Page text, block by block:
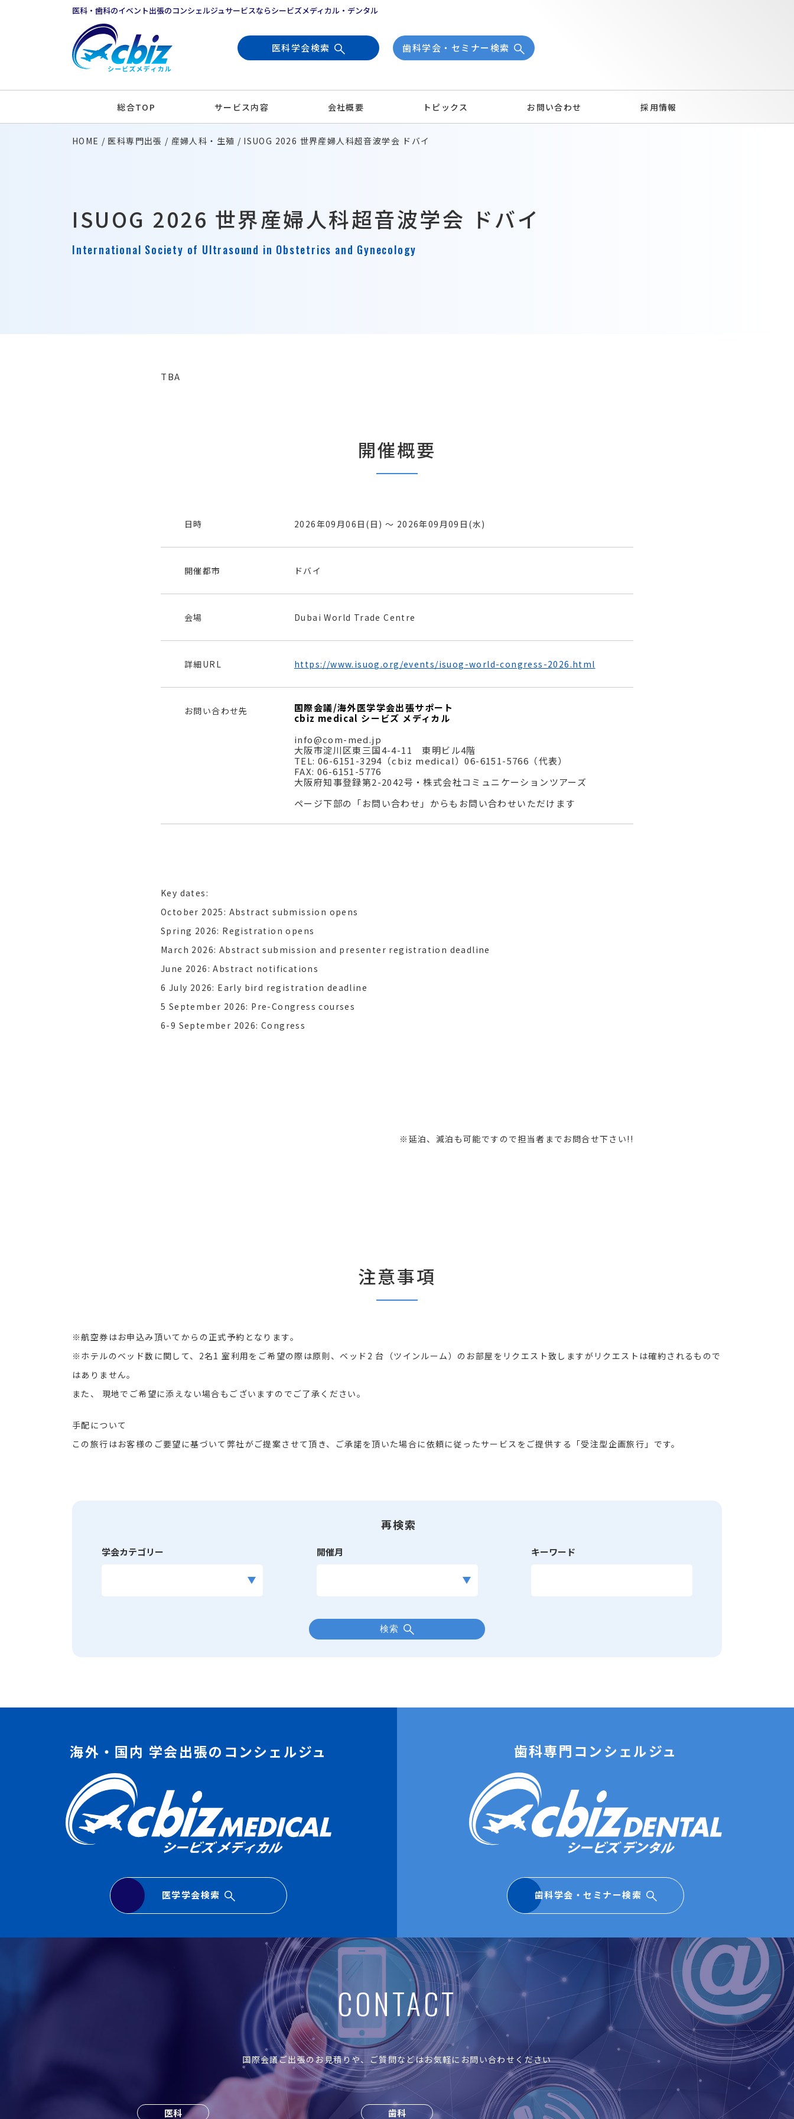
医科・歯科のイベント出張のコンシェルジュサービスならシービズメディカル・デンタル
医科学会検索 歯科学会・セミナー検索
総合TOP サービス内容 会社概要 トピックス お問い合わせ 採用情報
HOME 医科専門出張 産婦人科・生殖 ISUOG 2026 世界産婦人科超音波学会 ドバイ
ISUOG 2026 世界産婦人科超音波学会 ドバイ
International Society of Ultrasound in Obstetrics and Gynecology
TBA
開催概要
日時 2026年09月06日(日) ～ 2026年09月09日(水)
開催都市 ドバイ
会場 Dubai World Trade Centre
詳細URL https://www.isuog.org/events/isuog-world-congress-2026.html
お問い合わせ先
国際会議/海外医学学会出張サポート
cbiz medical シービズ メディカル
info@com-med.jp
大阪市淀川区東三国4-4-11 東明ビル4階
TEL: 06-6151-3294（cbiz medical）06-6151-5766（代表）
FAX: 06-6151-5776
大阪府知事登録第2-2042号・株式会社コミュニケーションツアーズ
ページ下部の「お問い合わせ」からもお問い合わせいただけます
Key dates:
October 2025: Abstract submission opens
Spring 2026: Registration opens
March 2026: Abstract submission and presenter registration deadline
June 2026: Abstract notifications
6 July 2026: Early bird registration deadline
5 September 2026: Pre-Congress courses
6-9 September 2026: Congress
※延泊、減泊も可能ですので担当者までお問合せ下さい!!
注意事項
※航空券はお申込み頂いてからの正式予約となります。
※ホテルのベッド数に関して、2名1 室利用をご希望の際は原則、ベッド2 台（ツインルーム）のお部屋をリクエスト致しますがリクエストは確約されるもので
はありません。
また、 現地でご希望に添えない場合もございますのでご了承ください。
手配について
この旅行はお客様のご要望に基づいて弊社がご提案させて頂き、ご承諾を頂いた場合に依頼に従ったサービスをご提供する「受注型企画旅行」です。
再検索
学会カテゴリー 開催月 キーワード
検索
海外・国内 学会出張のコンシェルジュ
医学学会検索
歯科専門コンシェルジュ
歯科学会・セミナー検索
CONTACT
国際会議ご出張のお見積りや、ご質問などはお気軽にお問い合わせください
医科 歯科